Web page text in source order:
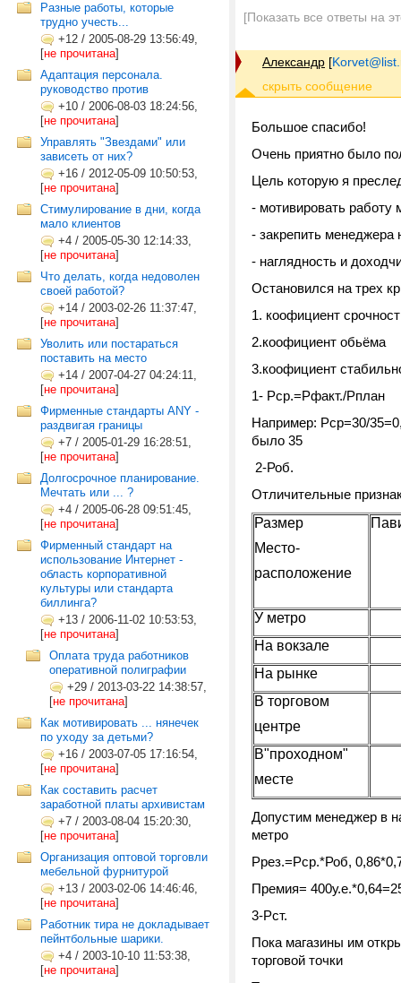
Разные работы, которые
трудно учесть...
+12 / 2005-08-29 13:56:49,
[не прочитана]
Адаптация персонала.
руководство против
+10 / 2006-08-03 18:24:56,
[не прочитана]
Управлять "Звездами" или
зависеть от них?
+16 / 2012-05-09 10:50:53,
[не прочитана]
Стимулирование в дни, когда
мало клиентов
+4 / 2005-05-30 12:14:33,
[не прочитана]
Что делать, когда недоволен
своей работой?
+14 / 2003-02-26 11:37:47,
[не прочитана]
Уволить или постараться
поставить на место
+14 / 2007-04-27 04:24:11,
[не прочитана]
Фирменные стандарты ANY -
раздвигая границы
+7 / 2005-01-29 16:28:51,
[не прочитана]
Долгосрочное планирование.
Мечтать или ... ?
+4 / 2005-06-28 09:51:45,
[не прочитана]
Фирменный стандарт на
использование Интернет -
область корпоративной
культуры или стандарта
биллинга?
+13 / 2006-11-02 10:53:53,
[не прочитана]
Оплата труда работников
оперативной полиграфии
+29 / 2013-03-22 14:38:57,
[не прочитана]
Как мотивировать ... нянечек
по уходу за детьми?
+16 / 2003-07-05 17:16:54,
[не прочитана]
Как составить расчет
заработной платы архивистам
+7 / 2003-08-04 15:20:30,
[не прочитана]
Организация оптовой торговли
мебельной фурнитурой
+13 / 2003-02-06 14:46:46,
[не прочитана]
Работник тира не докладывает
пейнтбольные шарики.
+4 / 2003-10-10 11:53:38,
[не прочитана]
[Показать все ответы на
Александр [
Большое спасибо!
Очень приятно было
Цель которую я
- мотивировать работу
- закрепить менеджера
- наглядность и
Остановился на трех
1. коофициент
2.коофициент обьёма
3.коофициент
1- Рср.=Рфакт./Рплан
Например: Рср=30/
было 35
2-Роб.
Отличительные
Размер
Место-
расположение
У метро
На вокзале
На рынке
В торговом
центре
В"проходном"
месте
Допустим менеджер в
метро
Ррез.=Рср.*Роб,
Премия=
3-Рст.
Пока магазины им
торговой точки